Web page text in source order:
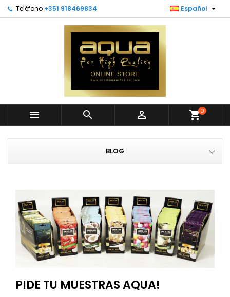
Teléfono +351 918469834 Español 
   shopping_cart0
BLOG
PIDE TU MUESTRAS AQUA!